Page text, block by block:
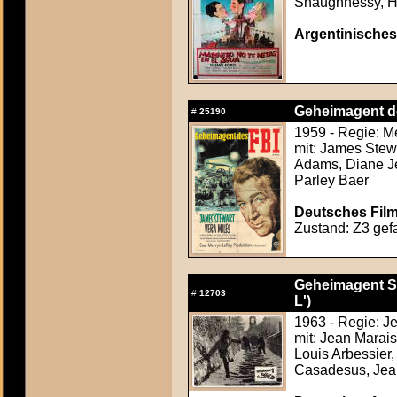
Argentinisches
# 25190
Geheimagent
1959 - Regie:
mit: James
Adams, Diane
Parley Baer
Deutsches
Zustand: Z3
# 12703
Geheimagent
L')
1963 - Regie:
mit: Jean
Louis
Casadesus,